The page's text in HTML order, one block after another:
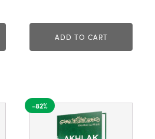
ADD TO CART
-82%